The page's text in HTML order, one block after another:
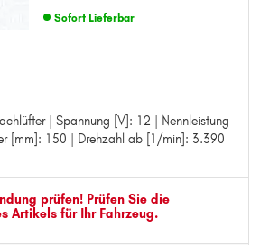
Sofort Lieferbar
| Spannung [V]: 12 | Nennleistung
[mm]: 150 | Drehzahl ab [1/min]: 3.390
prüfen! Prüfen Sie die
Artikels für Ihr Fahrzeug.